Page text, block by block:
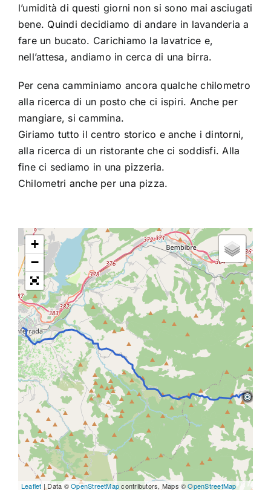
l’umidità di questi giorni non si sono mai asciugati
bene. Quindi decidiamo di andare in lavanderia a
fare un bucato. Carichiamo la lavatrice e,
nell’attesa, andiamo in cerca di una birra.
Per cena camminiamo ancora qualche chilometro
alla ricerca di un posto che ci ispiri. Anche per
mangiare, si cammina.
Giriamo tutto il centro storico e anche i dintorni,
alla ricerca di un ristorante che ci soddisfi. Alla
fine ci sediamo in una pizzeria.
Chilometri anche per una pizza.
+
−
Leaflet | Data ©OpenStreetMapcontributors, Maps ©OpenStreetMap